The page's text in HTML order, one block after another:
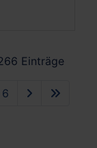
Einträge
6